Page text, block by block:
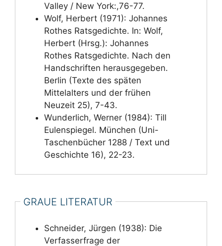
Valley / New York:,76-77.
Wolf, Herbert (1971): Johannes
Rothes Ratsgedichte. In: Wolf,
Herbert (Hrsg.): Johannes
Rothes Ratsgedichte. Nach den
Handschriften herausgegeben.
Berlin (Texte des späten
Mittelalters und der frühen
Neuzeit 25), 7-43.
Wunderlich, Werner (1984): Till
Eulenspiegel. München (Uni-
Taschenbücher 1288 / Text und
Geschichte 16), 22-23.
GRAUE LITERATUR
Schneider, Jürgen (1938): Die
Verfasserfrage der